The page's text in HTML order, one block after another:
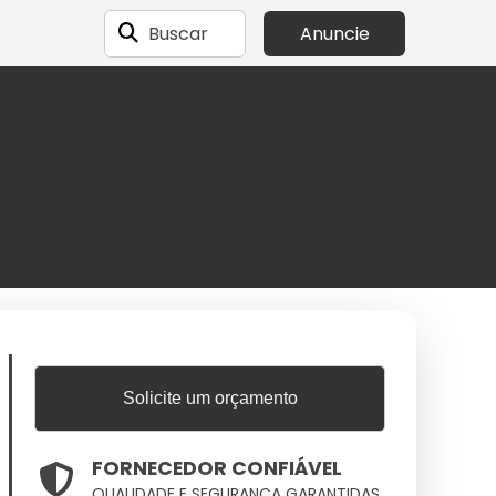
Buscar Anuncie
Solicite um orçamento
FORNECEDOR CONFIÁVEL